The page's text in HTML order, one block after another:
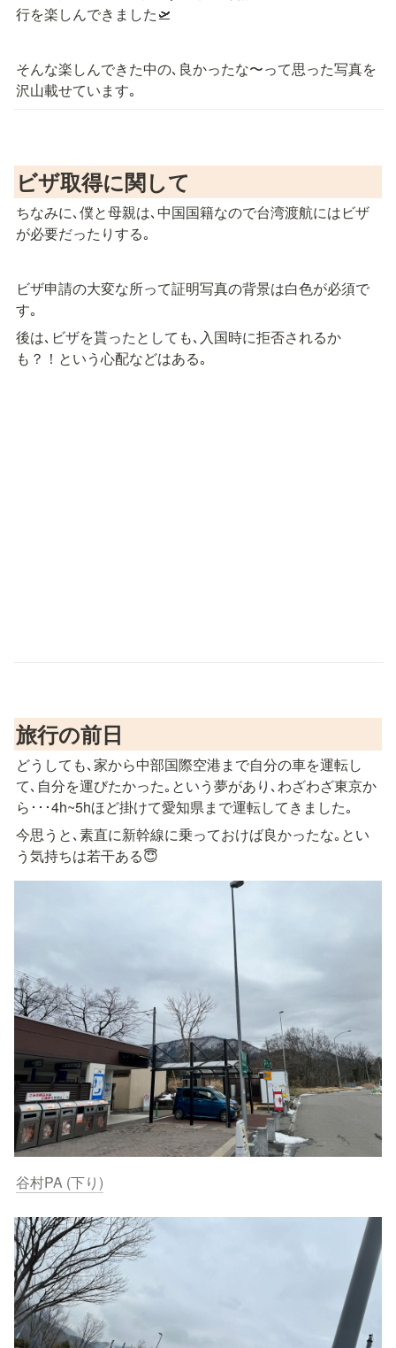
行を楽しんできました🛫
そんな楽しんできた中の､良かったな〜って思った写真を
沢山載せています｡
ビザ取得に関して
ちなみに､僕と母親は､中国国籍なので台湾渡航にはビザ
が必要だったりする｡
ビザ申請の大変な所って証明写真の背景は白色が必須で
す｡
後は､ビザを貰ったとしても､入国時に拒否されるか
も？！という心配などはある｡
旅行の前日
どうしても､家から中部国際空港まで自分の車を運転し
て､自分を運びたかった｡という夢があり､わざわざ東京か
ら･･･4h~5hほど掛けて愛知県まで運転してきました｡
今思うと､素直に新幹線に乗っておけば良かったな｡とい
う気持ちは若干ある😇
谷村PA (下り)